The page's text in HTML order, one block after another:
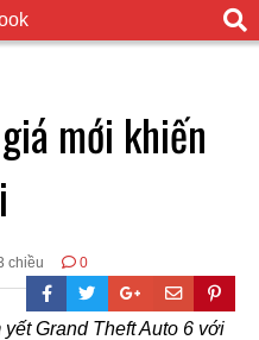
mới khiến
chiều 0
Grand Theft Auto 6 với